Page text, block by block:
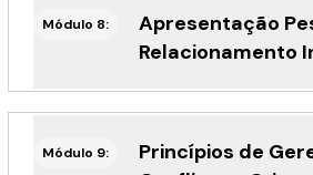
Módulo 8:
Apresentação
Relacionamento
Módulo 9:
Princípios de